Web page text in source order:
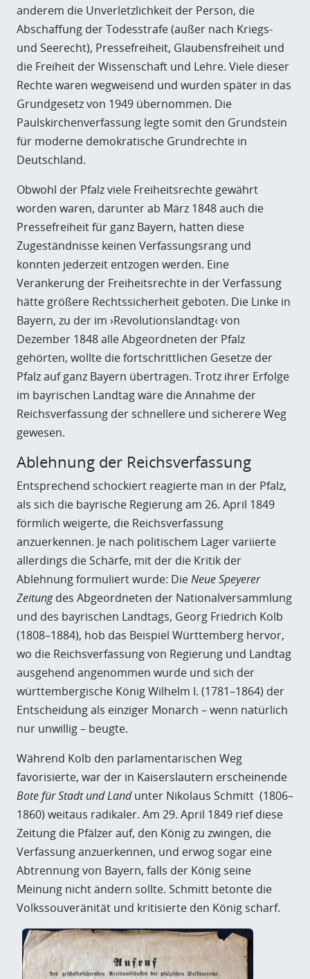
anderem die Unverletzlichkeit der Person, die
Abschaffung der Todesstrafe (außer nach Kriegs-
und Seerecht), Pressefreiheit, Glaubensfreiheit und
die Freiheit der Wissenschaft und Lehre. Viele dieser
Rechte waren wegweisend und wurden später in das
Grundgesetz von 1949 übernommen. Die
Paulskirchenverfassung legte somit den Grundstein
für moderne demokratische Grundrechte in
Deutschland.
Obwohl der Pfalz viele Freiheitsrechte gewährt
worden waren, darunter ab März 1848 auch die
Pressefreiheit für ganz Bayern, hatten diese
Zugeständnisse keinen Verfassungsrang und
konnten jederzeit entzogen werden. Eine
Verankerung der Freiheitsrechte in der Verfassung
hätte größere Rechtssicherheit geboten. Die Linke in
Bayern, zu der im ›Revolutionslandtag‹ von
Dezember 1848 alle Abgeordneten der Pfalz
gehörten, wollte die fortschrittlichen Gesetze der
Pfalz auf ganz Bayern übertragen. Trotz ihrer Erfolge
im bayrischen Landtag wäre die Annahme der
Reichsverfassung der schnellere und sicherere Weg
gewesen.
Ablehnung der Reichsverfassung
Entsprechend schockiert reagierte man in der Pfalz,
als sich die bayrische Regierungam 26. April 1849
förmlich weigerte, die Reichsverfassung
anzuerkennen. Je nach politischem Lager variierte
allerdings die Schärfe, mit der die Kritik der
Ablehnung formuliert wurde: DieNeue Speyerer
Zeitungdes Abgeordneten der Nationalversammlung
und des bayrischen Landtags, Georg Friedrich Kolb
(1808–1884), hob das Beispiel Württemberg hervor,
wo die Reichsverfassung von Regierung und Landtag
ausgehend angenommen wurde und sich der
württembergische König Wilhelm I. (1781–1864) der
Entscheidung als einziger Monarch – wenn natürlich
nur unwillig – beugte.
Während Kolb den parlamentarischen Weg
favorisierte, war der in Kaiserslautern erscheinende
Bote für Stadt und Landunter Nikolaus Schmitt (1806–
1860) weitaus radikaler. Am 29. April 1849 rief diese
Zeitung die Pfälzer auf, den König zu zwingen, die
Verfassung anzuerkennen, und erwog sogar eine
Abtrennung von Bayern, falls der König seine
Meinung nicht ändern sollte. Schmitt betonte die
Volkssouveränität und kritisierte den König scharf.